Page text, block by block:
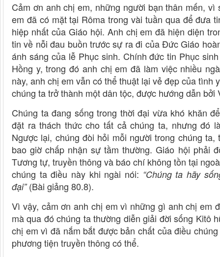
Cảm ơn anh chị em, những người bạn thân mến,
em đã có mặt tại Rôma trong vài tuần qua để đưa
hiệp nhất của Giáo hội. Anh chị em đã hiện diện
tin về nỗi đau buồn trước sự ra đi của Đức Giáo
ánh sáng của lễ Phục sinh. Chính đức tin Phục
Hồng y, trong đó anh chị em đã làm việc nhiều
này, anh chị em vẫn có thể thuật lại vẻ đẹp của
chúng ta trở thành một dân tộc, được hướng dẫn bởi
Chúng ta đang sống trong thời đại vừa khó khăn
đặt ra thách thức cho tất cả chúng ta, nhưng đó
Ngược lại, chúng đòi hỏi mỗi người trong chúng
bao giờ chấp nhận sự tầm thường. Giáo hội phải
Tương tự, truyền thông và báo chí không tồn tại
chúng ta điều này khi ngài nói: “Chúng ta hãy
đại”(Bài giảng 80.8).
Vì vậy, cảm ơn anh chị em vì những gì anh chị em
mà qua đó chúng ta thường diễn giải đời sống Kitô
chị em vì đã nắm bắt được bản chất của điều
phương tiện truyền thông có thể.